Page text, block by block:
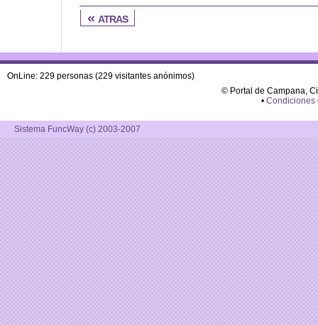
« atras
OnLine: 229 personas (229 visitantes anónimos)
© Portal de Campana,
• Condiciones
Sistema FuncWay (c) 2003-2007